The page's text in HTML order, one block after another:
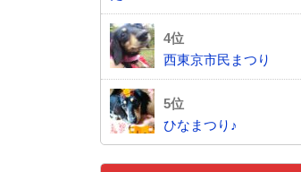
西東京市民まつり
ひなまつり♪